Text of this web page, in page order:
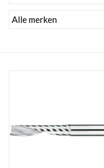
| Alles om te Meten |